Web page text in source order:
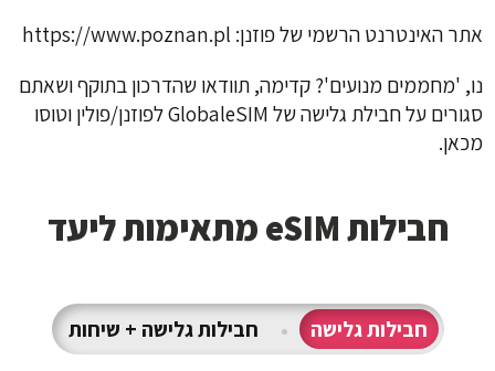
אתר האינטרנט הרשמי של פוזנן: https://www.poznan.pl
נו, 'מחממים מנועים'?קדימה, תוודאו שהדרכון בתוקף ושאתם
סגורים על חבילת גלישה של GlobaleSIM לפוזנן/פולין וטוסו
מכאן.
חבילות eSIM מתאימות ליעד
חבילות גלישה • חבילות גלישה + שיחות